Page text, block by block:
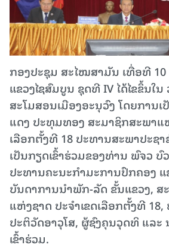
ກອງປະຊຸມ ສະໄໝສາມັນ ເທື່ອທີ
ແຂວງໄຊສົມບູນ ຊຸດທີ IV ໄດ້ໄຂຂຶ້ນ
ສະໂມສອນເມືອງອະນຸວົງ ໂດຍການ
ແດງ ປະທຸມທອງ ສະມາຊິກສະພາແ
ເລືອກຕັ້ງທີ 18 ປະທານສະພາປະຊາ
ເປັນກຽດເຂົ້າຮ່ວມຂອງທ່ານ ພົຈວ
ປະທານຄະນະກຳມະການປົກຄອງ ແ
ບັນດາການນຳພັກ-ລັດ ຂັ້ນແຂວງ, ສ
ແຫ່ງຊາດ ປະຈຳເຂດເລືອກຕັ້ງທີ
ປະຕິວັດອາວຸໂສ, ຜູ້ຊົງຄຸນວຸດທິ ແລ
ເຂົ້າຮ່ວມ.